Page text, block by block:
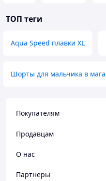
ТОП теги
Aqua Speed плавки XL
Шорты для мальчика в
Покупателям
Продавцам
О нас
Партнеры